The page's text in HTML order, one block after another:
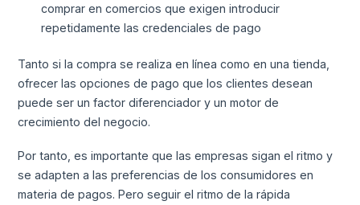
comprar en comercios que exigen introducir
repetidamente las credenciales de pago
Tanto si la compra se realiza en línea como en una tienda,
ofrecer las opciones de pago que los clientes desean
puede ser un factor diferenciador y un motor de
crecimiento del negocio.
Por tanto, es importante que las empresas sigan el ritmo y
se adapten a las preferencias de los consumidores en
materia de pagos. Pero seguir el ritmo de la rápida